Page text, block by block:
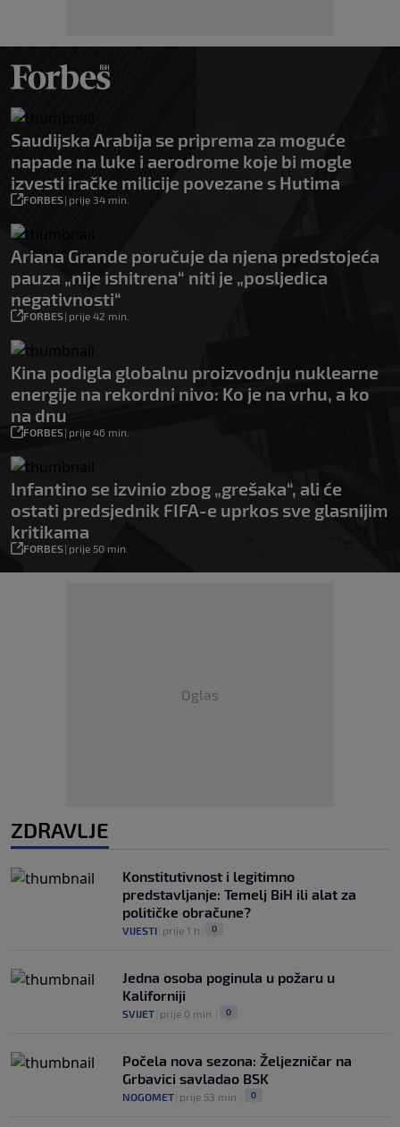
Saudijska Arabija se priprema za moguće
napade na luke i aerodrome koje bi mogle
izvesti iračke milicije povezane s Hutima
FORBES| prije 34 min.
Ariana Grande poručuje da njena predstojeća
pauza „nije ishitrena“ niti je „posljedica
negativnosti“
FORBES| prije 42 min.
Kina podigla globalnu proizvodnju nuklearne
energije na rekordni nivo: Ko je na vrhu, a ko
na dnu
FORBES| prije 46 min.
Infantino se izvinio zbog „grešaka“, ali će
ostati predsjednik FIFA-e uprkos sve glasnijim
kritikama
FORBES| prije 50 min.
Oglas
ZDRAVLJE
Konstitutivnost i legitimno
predstavljanje: Temelj BiH ili alat za
političke obračune?
VIJESTI prije 1 h 0
Jedna osoba poginula u požaru u
Kaliforniji
SVIJET prije 0 min. 0
Počela nova sezona: Željezničar na
Grbavici savladao BSK
NOGOMET prije 53 min. 0